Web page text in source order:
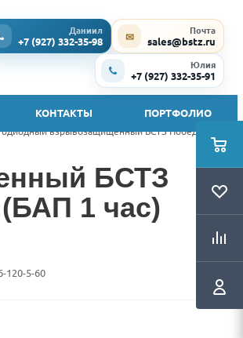
Даниил
+7 (927) 332-35-98 ✉ Почта
sales@bstz.ru
Юлия
+7 (927) 332-35-91
КОНТАКТЫ ПОРТФОЛИО
взрывозащищенный БСТЗ Победа Ex1
БСТЗ
(БАП 1 час)
120-5-60